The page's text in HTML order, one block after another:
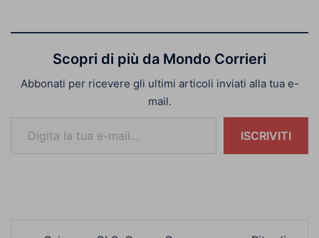
Scopri di più da Mondo Corrieri
Abbonati per ricevere gli ultimi articoli inviati alla tua e-
mail.
Digita la tua e-mail...
ISCRIVITI